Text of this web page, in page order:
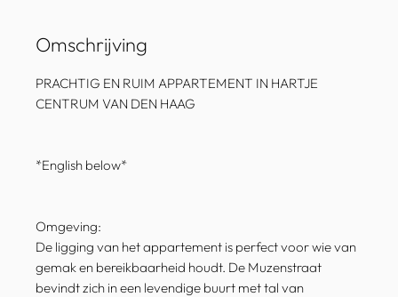
Omschrijving
PRACHTIG EN RUIM APPARTEMENT IN HARTJE
CENTRUM VAN DEN HAAG
*English below*
Omgeving:
De ligging van het appartement is perfect voor wie van
gemak en bereikbaarheid houdt. De Muzenstraat
bevindt zich in een levendige buurt met tal van